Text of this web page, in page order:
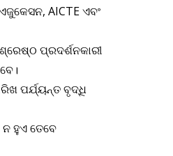
AICTE ଏବଂ
ପ୍ରଦର୍ଶନକାରୀ
ପର୍ଯ୍ୟନ୍ତ ବୃଦ୍ଧି
ହୁଏ ତେବେ